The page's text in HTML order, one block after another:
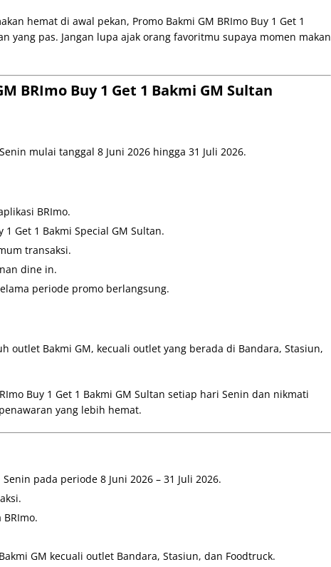
hemat di awal pekan, Promo Bakmi GM BRImo Buy 1 Get 1
yang pas. Jangan lupa ajak orang favoritmu supaya momen makan
BRImo Buy 1 Get 1 Bakmi GM Sultan
mulai tanggal 8 Juni 2026 hingga 31 Juli 2026.
BRImo.
Get 1 Bakmi Special GM Sultan.
transaksi.
dine in.
periode promo berlangsung.
outlet Bakmi GM, kecuali outlet yang berada di Bandara, Stasiun,
Buy 1 Get 1 Bakmi GM Sultan setiap hari Senin dan nikmati
yang lebih hemat.
pada periode 8 Juni 2026 – 31 Juli 2026.
GM kecuali outlet Bandara, Stasiun, dan Foodtruck.